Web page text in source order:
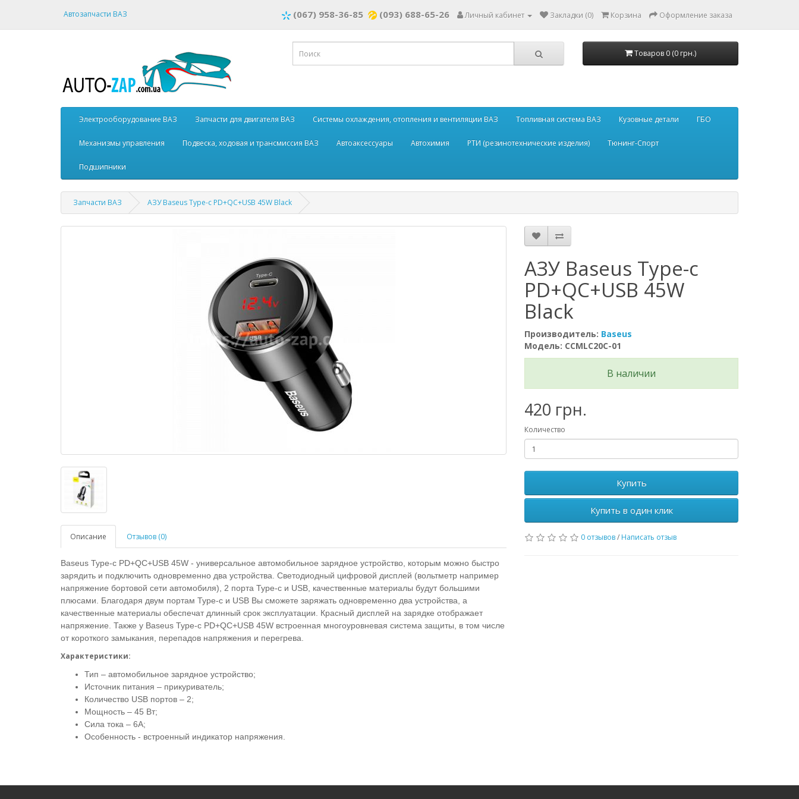
Автозапчасти ВАЗ (067) 958-36-85 (093) 688-65-26 Личный кабинет Закладки (0) Корзина Оформление заказа
Товаров 0 (0 грн.)
Электрооборудование ВАЗ Запчасти для двигателя ВАЗ Системы охлаждения, отопления и вентиляции ВАЗ Топливная система ВАЗ Кузовные детали ГБО
Механизмы управления Подвеска, ходовая и трансмиссия ВАЗ Автоаксессуары Автохимия РТИ (резинотехнические изделия) Тюнинг-Спорт
Подшипники
Запчасти ВАЗ АЗУ Baseus Type-c PD+QC+USB 45W Black
Описание Отзывов (0)
Baseus Type-c PD+QC+USB 45W - универсальное автомобильное зарядное устройство, которым можно быстро
зарядить и подключить одновременно два устройства. Светодиодный цифровой дисплей (вольтметр например
напряжение бортовой сети автомобиля), 2 порта Type-c и USB, качественные материалы будут большими
плюсами. Благодаря двум портам Type-c и USB Вы сможете заряжать одновременно два устройства, а
качественные материалы обеспечат длинный срок эксплуатации. Красный дисплей на зарядке отображает
напряжение. Также у Baseus Type-c PD+QC+USB 45W встроенная многоуровневая система защиты, в том числе
от короткого замыкания, перепадов напряжения и перегрева
Характеристики:
Тип – автомобильное зарядное устройство;
Источник питания – прикуриватель;
Количество USB портов – 2;
Мощность – 45 Вт;
Сила тока – 6А;
Особенность - встроенный индикатор напряжения.
АЗУ Baseus Type-c
PD+QC+USB 45W
Black
Производитель: Baseus
Модель: CCMLC20C-01
В наличии
420 грн.
Количество
Купить
Купить в один клик
0 отзывов/ Написать отзыв